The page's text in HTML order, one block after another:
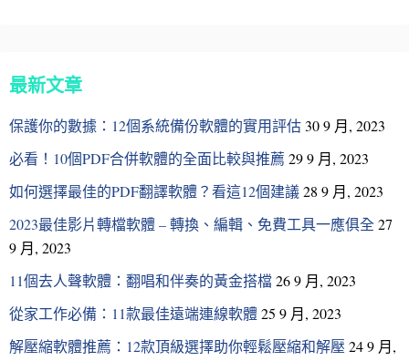
最新文章
保護你的數據：12個系統備份軟體的實用評估30 9 月, 2023
必看！10個PDF合併軟體的全面比較與推薦 29 9 月, 2023
如何選擇最佳的PDF翻譯軟體？看這12個建議28 9 月, 2023
2023最佳影片轉檔軟體 – 轉換、編輯、免費工具一應俱全 27
9 月, 2023
11個去人聲軟體：翻唱和伴奏的黃金搭檔26 9 月, 2023
從家工作必備：11款最佳遠端連線軟體25 9 月, 2023
解壓縮軟體推薦：12款頂級選擇助你輕鬆壓縮和解壓 24 9 月,